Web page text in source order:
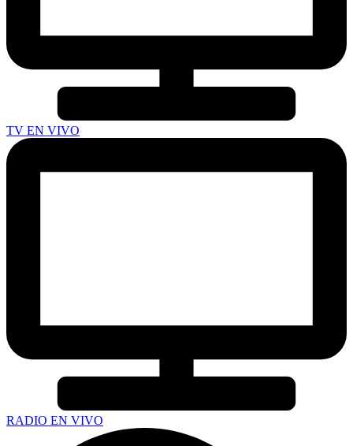
TV EN VIVO
RADIO EN VIVO